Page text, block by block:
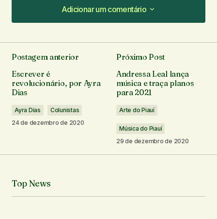
Adicionar um comentário
Adicionar um comentário
O seu endereço de e-mail não será publicado.
Campos obrigatórios são marcados com*
Postagem anterior
Escrever é
revolucionário, por Ayra
Dias
Ayra Dias
Colunistas
24 de dezembro de 2020
Próximo Post
Andressa Leal lança
música e traça planos
para 2021
Arte do Piauí
Música do Piauí
29 de dezembro de 2020
Top News